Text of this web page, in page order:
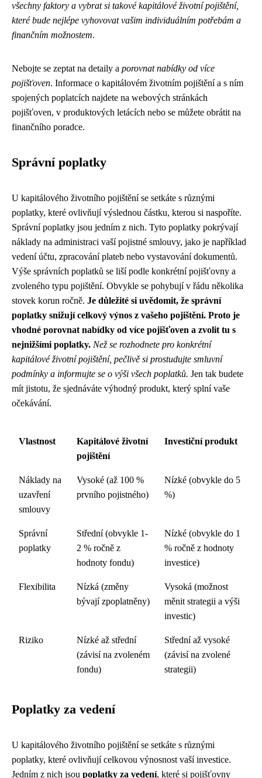
všechny faktory a vybrat si takové kapitálové životní pojištění,
které bude nejlépe vyhovovat vašim individuálním potřebám a
finančním možnostem.
Nebojte se zeptat na detaily a porovnat nabídky od více
pojišťoven. Informace o kapitálovém životním pojištění a s ním
spojených poplatcích najdete na webových stránkách
pojišťoven, v produktových letácích nebo se můžete obrátit na
finančního poradce.
Správní poplatky
U kapitálového životního pojištění se setkáte s různými
poplatky, které ovlivňují výslednou částku, kterou si naspoříte.
Správní poplatky jsou jedním z nich. Tyto poplatky pokrývají
náklady na administraci vaší pojistné smlouvy, jako je například
vedení účtu, zpracování plateb nebo vystavování dokumentů.
Výše správních poplatků se liší podle konkrétní pojišťovny a
zvoleného typu pojištění. Obvykle se pohybují v řádu několika
stovek korun ročně. Je důležité si uvědomit, že správní
poplatky snižují celkový výnos z vašeho pojištění. Proto je
vhodné porovnat nabídky od více pojišťoven a zvolit tu s
nejnižšími poplatky. Než se rozhodnete pro konkrétní
kapitálové životní pojištění, pečlivě si prostudujte smluvní
podmínky a informujte se o výši všech poplatků. Jen tak budete
mít jistotu, že sjednáváte výhodný produkt, který splní vaše
očekávání.
Vlastnost
Kapitálové životní
pojištění
Investiční produkt
Náklady na
uzavření
smlouvy
Vysoké (až 100 %
prvního pojistného)
Nízké (obvykle do 5
%)
Správní
poplatky
Střední (obvykle 1-
2 % ročně z
hodnoty fondu)
Nízké (obvykle do 1
% ročně z hodnoty
investice)
Flexibilita
Nízká (změny
bývají zpoplatněny)
Vysoká (možnost
měnit strategii a výši
investic)
Riziko
Nízké až střední
(závisí na zvoleném
fondu)
Střední až vysoké
(závisí na zvolené
strategii)
Poplatky za vedení
U kapitálového životního pojištění se setkáte s různými
poplatky, které ovlivňují celkovou výnosnost vaší investice.
Jedním z nich jsou poplatky za vedení, které si pojišťovny